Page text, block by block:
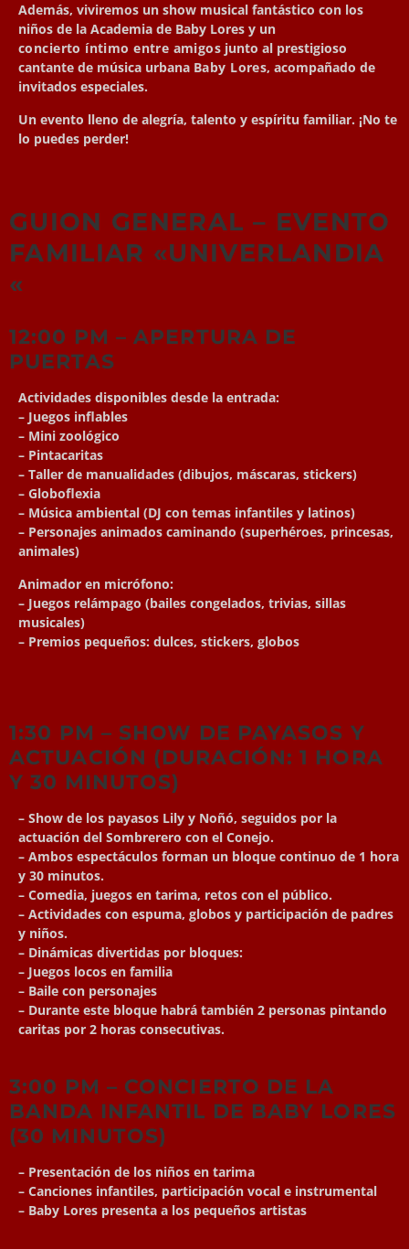
Además, viviremos un show musical fantástico con los
niños de la Academia de Baby Lores y un
concierto íntimo entre amigos junto al prestigioso
cantante de música urbana Baby Lores, acompañado de
invitados especiales.
Un evento lleno de alegría, talento y espíritu familiar. ¡No te
lo puedes perder!
GUION GENERAL – EVENTO
FAMILIAR «UNIVERLANDIA
«
12:00 PM – APERTURA DE
PUERTAS
Actividades disponibles desde la entrada:
– Juegos inflables
– Mini zoológico
– Pintacaritas
– Taller de manualidades (dibujos, máscaras, stickers)
– Globoflexia
– Música ambiental (DJ con temas infantiles y latinos)
– Personajes animados caminando (superhéroes, princesas,
animales)
Animador en micrófono:
– Juegos relámpago (bailes congelados, trivias, sillas
musicales)
– Premios pequeños: dulces, stickers, globos
1:30 PM – SHOW DE PAYASOS Y
ACTUACIÓN (DURACIÓN: 1 HORA
Y 30 MINUTOS)
– Show de los payasos Lily y Noñó, seguidos por la
actuación del Sombrerero con el Conejo.
– Ambos espectáculos forman un bloque continuo de 1 hora
y 30 minutos.
– Comedia, juegos en tarima, retos con el público.
– Actividades con espuma, globos y participación de padres
y niños.
– Dinámicas divertidas por bloques:
– Juegos locos en familia
– Baile con personajes
– Durante este bloque habrá también 2 personas pintando
caritas por 2 horas consecutivas.
3:00 PM – CONCIERTO DE LA
BANDA INFANTIL DE BABY LORES
(30 MINUTOS)
– Presentación de los niños en tarima
– Canciones infantiles, participación vocal e instrumental
– Baby Lores presenta a los pequeños artistas